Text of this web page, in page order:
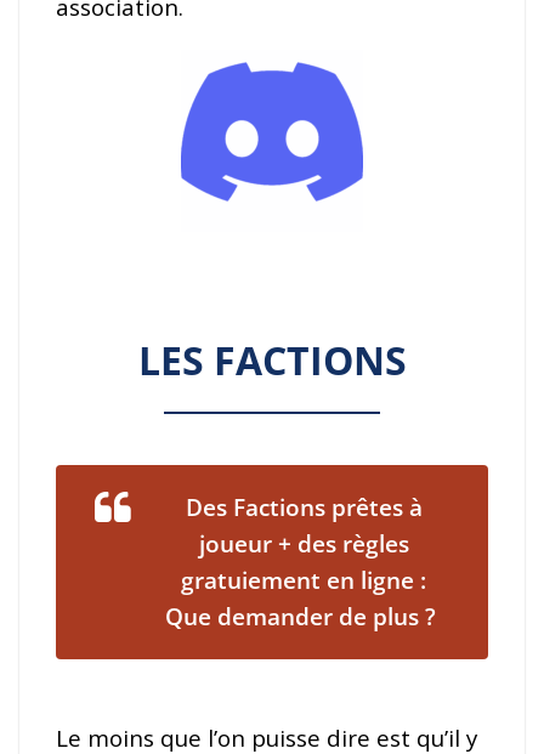
association.
LES FACTIONS
Des Factions prêtes à
joueur + des règles
gratuiement en ligne :
Que demander de plus ?
Le moins que l’on puisse dire est qu’il y